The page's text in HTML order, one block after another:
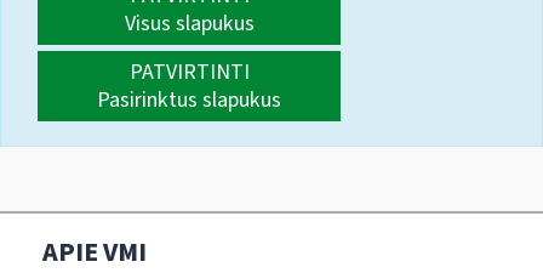
Visus slapukus
PATVIRTINTI
Pasirinktus slapukus
APIE VMI